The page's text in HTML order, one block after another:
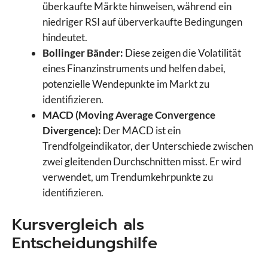
überkaufte Märkte hinweisen, während ein
niedriger RSI auf überverkaufte Bedingungen
hindeutet.
Bollinger Bänder: Diese zeigen die Volatilität
eines Finanzinstruments und helfen dabei,
potenzielle Wendepunkte im Markt zu
identifizieren.
MACD (Moving Average Convergence
Divergence): Der MACD ist ein
Trendfolgeindikator, der Unterschiede zwischen
zwei gleitenden Durchschnitten misst. Er wird
verwendet, um Trendumkehrpunkte zu
identifizieren.
Kursvergleich als
Entscheidungshilfe